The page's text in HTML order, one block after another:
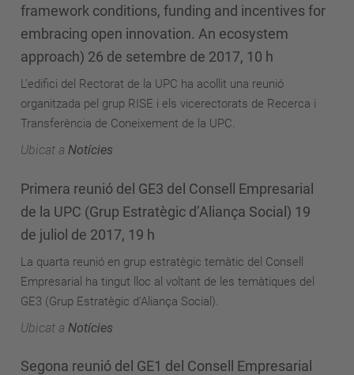
framework conditions, funding and incentives for
embracing open innovation. An ecosystem
approach) 26 de setembre de 2017, 10 h
L’edifici del Rectorat de la UPC ha acollit una reunió
organitzada pel grup RISE i els vicerectorats de Recerca i
Transferència de Coneixement de la UPC.
Ubicat a Notícies
Primera reunió del GE3 del Consell Empresarial
de la UPC (Grup Estratègic d’Aliança Social) 19
de juliol de 2017, 19 h
La quarta reunió en grup estratègic temàtic del Consell
Empresarial ha tingut lloc al voltant de les temàtiques del
GE3 (Grup Estratègic d’Aliança Social).
Ubicat a Notícies
Segona reunió del GE1 del Consell Empresarial